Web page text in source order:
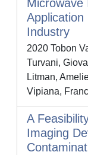
Microwave
Application
Industry
2020 Tobon
Turvani,
Litman,
Vipiana,
A
Imaging